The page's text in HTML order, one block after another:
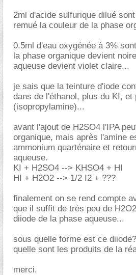
2ml d'acide sulfurique dilué
remué la couleur de la phase
0.5ml d'eau oxygénée à 3%
la phase organique devient
aqueuse devient violet claire...
je sais que la teinture d'iode
dans de l'éthanol, plus du KI, et
(isopropylamine)...
avant l'ajout de H2SO4 l'IPA
organique, mais après l'amine
ammonium quarténaire et
aqueuse.
KI + H2SO4 --> KHSO4 + HI
HI + H2O2 --> 1/2 I2 + ???
finalement on se rend compte
que il suffit de très peu de
diiode de la phase aqueuse...
sous quelle forme est ce diiode?
quelle sont les produits de la
merci.